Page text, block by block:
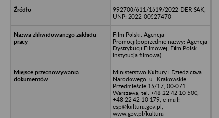
992700/611/1619/2022-DER-SAK,
UNP: 2022-00527470
Film Polski. Agencja
Promocji(poprzednie nazwy: Agencja
Dystrybucji Filmowej; Film Polski.
Instytucja filmowa)
Ministerstwo Kultury i Dziedzictwa
Narodowego, ul. Krakowskie
Przedmieście 15/17, 00-071
Warszawa, tel. +48 22 42 10 500,
+48 22 42 10 179, e-mail:
esp@kultura.gov.pl,
www.gov.pl/kultura